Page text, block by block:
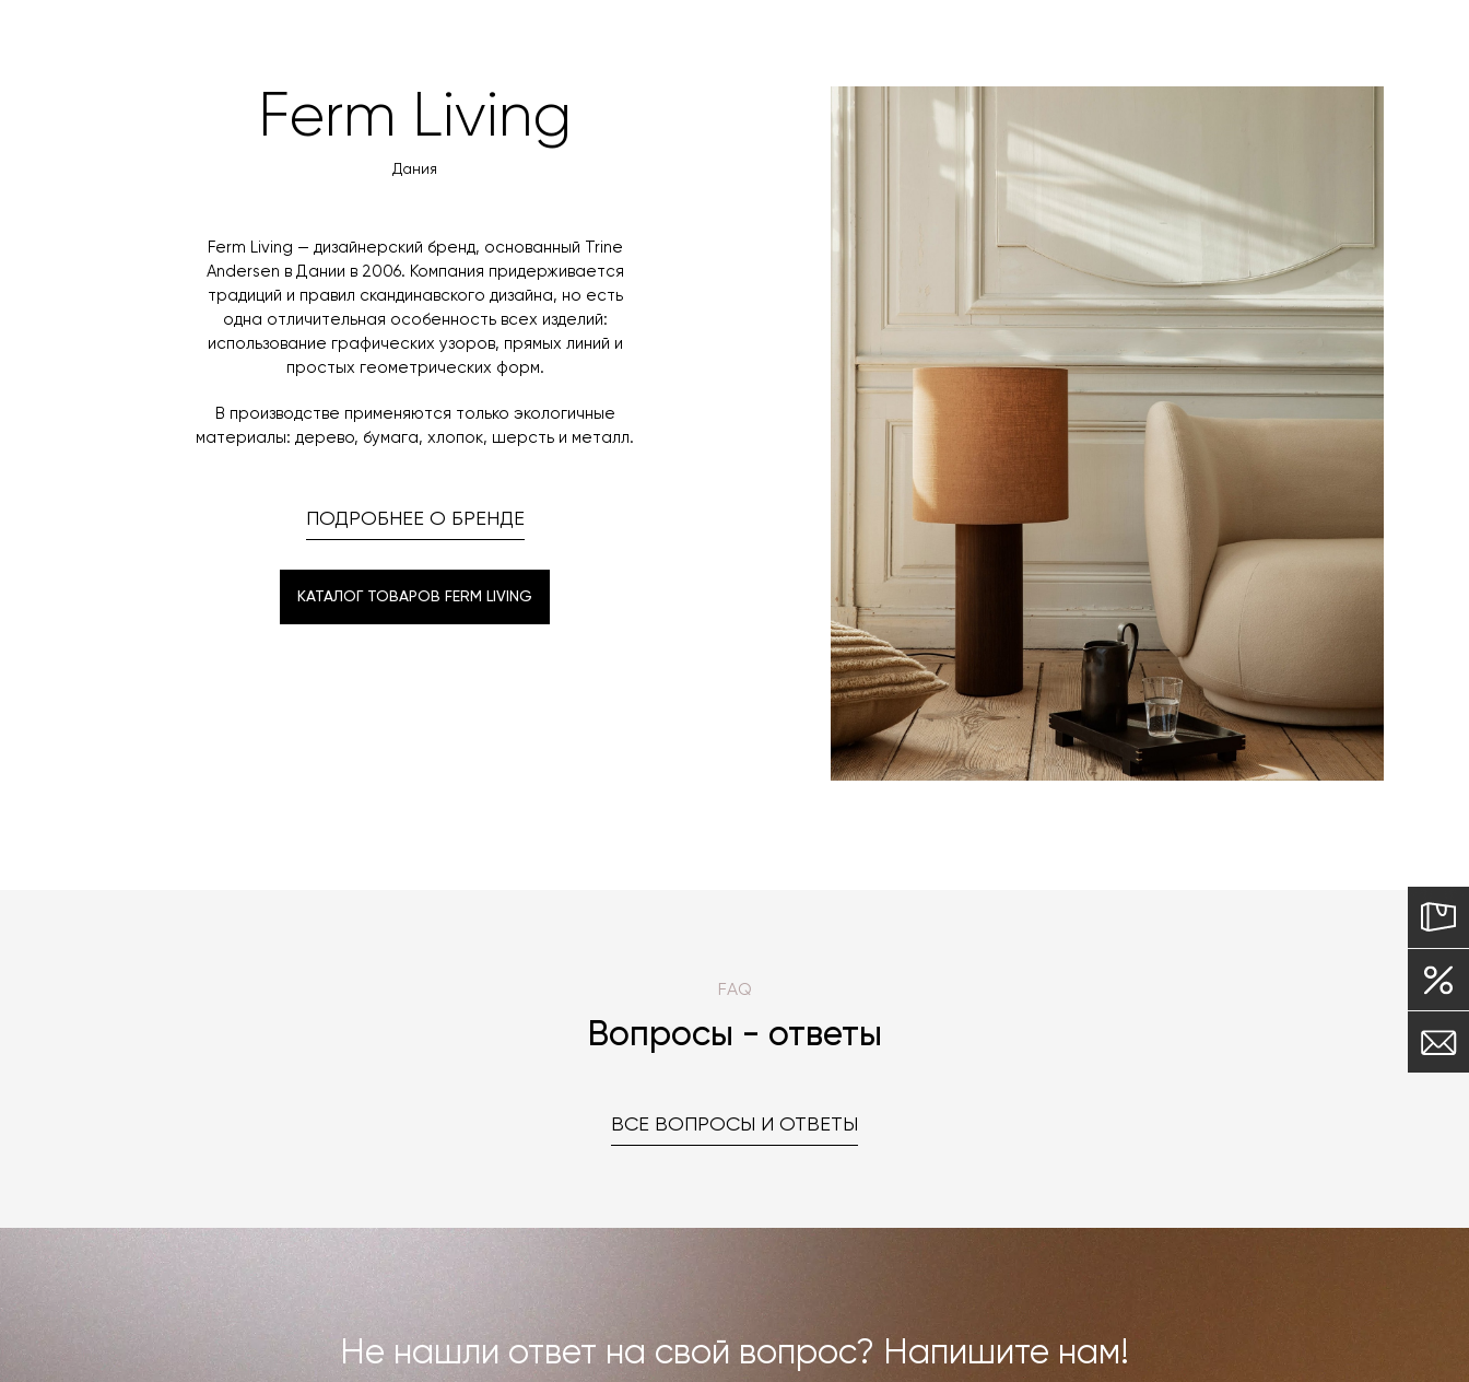
Ferm Living
Дания
Ferm Living — дизайнерский бренд, основанный Trine
Andersen в Дании в 2006. Компания придерживается
традиций и правил скандинавского дизайна, но есть
одна отличительная особенность всех изделий:
использование графических узоров, прямых линий и
простых геометрических форм.
В производстве применяются только экологичные
материалы: дерево, бумага, хлопок, шерсть и металл.
ПОДРОБНЕЕ О БРЕНДЕ
КАТАЛОГ ТОВАРОВ FERM LIVING
FAQ
Вопросы - ответы
ВСЕ ВОПРОСЫ И ОТВЕТЫ
Не нашли ответ на свой вопрос? Напишите нам!